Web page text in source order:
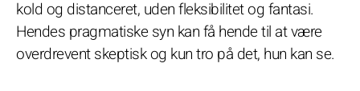
kold og distanceret, uden fleksibilitet og fantasi.
Hendes pragmatiske syn kan få hende til at være
overdrevent skeptisk og kun tro på det, hun kan se.